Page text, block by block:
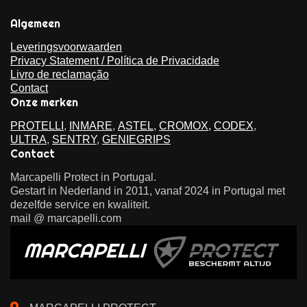
Algemeen
Leveringsvoorwaarden
Privacy Statement / Política de Privacidade
Livro de reclamação
Contact
Onze merken
PROTELLI , INMARE, ASTEL, CROMOX, CODEX,
ULTRA, SENTRY, GENIEGRIPS
Contact
Marcapelli Protect in Portugal.
Gestart in Nederland in 2011, vanaf 2024 in Portugal met
dezelfde service en kwaliteit.
mail @ marcapelli.com